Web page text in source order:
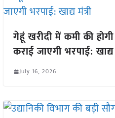
गेहूं खरीदी में कमी की
कराई जाएगी भरपाई: खाद्य
July 16, 2026